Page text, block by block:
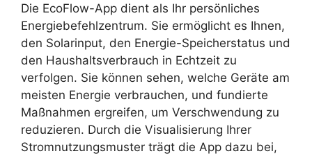
Die EcoFlow-App dient als Ihr persönliches
Energiebefehlzentrum. Sie ermöglicht es Ihnen,
den Solarinput, den Energie-Speicherstatus und
den Haushaltsverbrauch in Echtzeit zu
verfolgen. Sie können sehen, welche Geräte am
meisten Energie verbrauchen, und fundierte
Maßnahmen ergreifen, um Verschwendung zu
reduzieren. Durch die Visualisierung Ihrer
Stromnutzungsmuster trägt die App dazu bei,